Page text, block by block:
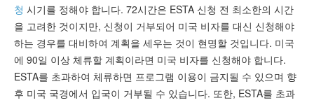
청 시기를 정해야 합니다. 72시간은 ESTA 신청 전 최소한의 시간
을 고려한 것이지만, 신청이 거부되어 미국 비자를 대신 신청해야
하는 경우를 대비하여 계획을 세우는 것이 현명할 것입니다. 미국
에 90일 이상 체류할 계획이라면 미국 비자를 신청해야 합니다.
ESTA를 초과하여 체류하면 프로그램 이용이 금지될 수 있으며 향
후 미국 국경에서 입국이 거부될 수 있습니다. 또한, ESTA를 초과